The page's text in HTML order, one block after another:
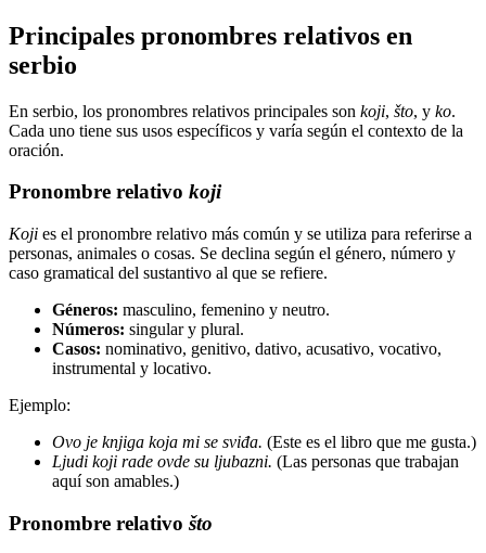
Principales pronombres relativos en
serbio
En serbio, los pronombres relativos principales son koji, što, y ko.
Cada uno tiene sus usos específicos y varía según el contexto de la
oración.
Pronombre relativo koji
Koji es el pronombre relativo más común y se utiliza para referirse a
personas, animales o cosas. Se declina según el género, número y
caso gramatical del sustantivo al que se refiere.
Géneros: masculino, femenino y neutro.
Números: singular y plural.
Casos: nominativo, genitivo, dativo, acusativo, vocativo,
instrumental y locativo.
Ejemplo:
Ovo je knjiga koja mi se sviđa. (Este es el libro que me gusta.)
Ljudi koji rade ovde su ljubazni. (Las personas que trabajan
aquí son amables.)
Pronombre relativo što